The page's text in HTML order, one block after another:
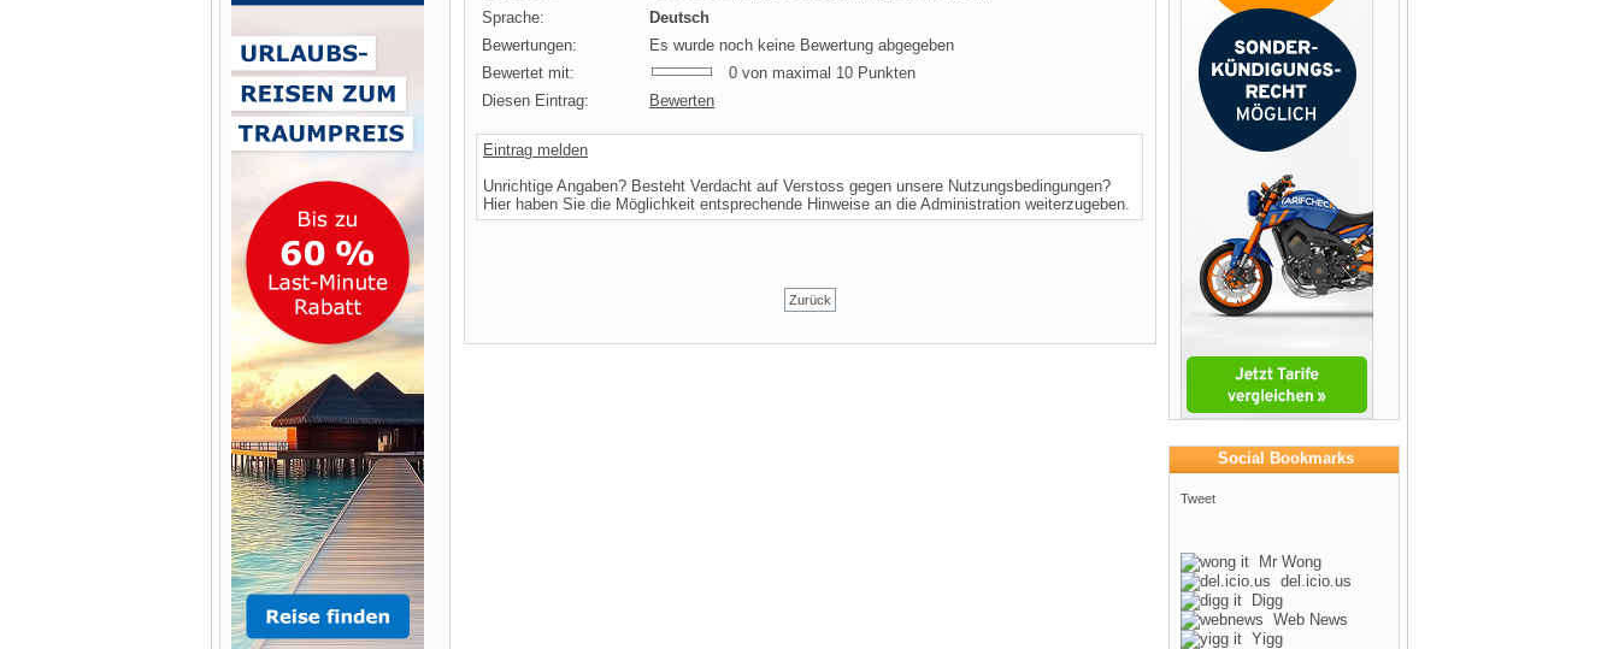
Sprache:
Deutsch
Bewertungen:
Es wurde noch keine Bewertung abgegeben
Bewertet mit:
0 von maximal 10 Punkten
Diesen Eintrag:
Bewerten
Eintrag melden
Unrichtige Angaben? Besteht Verdacht auf Verstoss gegen unsere Nutzungsbedingungen?
Hier haben Sie die Möglichkeit entsprechende Hinweise an die Administration weiterzugeben.
Zurück
Social Bookmarks
Tweet
Mr Wong
del.icio.us
Digg
Web News
Yigg